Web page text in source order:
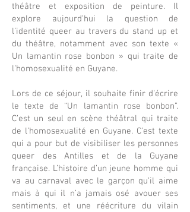
théâtre et exposition de peinture. Il
explore aujourd’hui la question de
l’identité queer au travers du stand up et
du théâtre, notamment avec son texte «
Un lamantin rose bonbon » qui traite de
l’homosexualité en Guyane.
Lors de ce séjour, il souhaite finir d’écrire
le texte de “Un lamantin rose bonbon”.
C’est un seul en scène théâtral qui traite
de l’homosexualité en Guyane. C’est texte
qui a pour but de visibiliser les personnes
queer des Antilles et de la Guyane
française. L’histoire d’un jeune homme qui
va au carnaval avec le garçon qu’il aime
mais à qui il n’a jamais osé avouer ses
sentiments, et une réécriture du vilain